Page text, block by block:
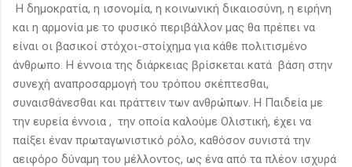
Η δημοκρατία, η ισονομία, η κοινωνική δικαιοσύνη, η ειρήνη
και η αρμονία με το φυσικό περιβάλλον μας θα πρέπει να
είναι οι βασικοί στόχοι-στοίχημα για κάθε πολιτισμένο
άνθρωπο. Η έννοια της διάρκειας βρίσκεται κατά βάση στην
συνεχή αναπροσαρμογή του τρόπου σκέπτεσθαι,
συναισθάνεσθαι και πράττειν των ανθρώπων. Η Παιδεία με
την ευρεία έννοια , την οποία καλούμε Ολιστική, έχει να
παίξει έναν πρωταγωνιστικό ρόλο, καθόσον συνιστά την
αειφόρο δύναμη του μέλλοντος, ως ένα από τα πλέον ισχυρά